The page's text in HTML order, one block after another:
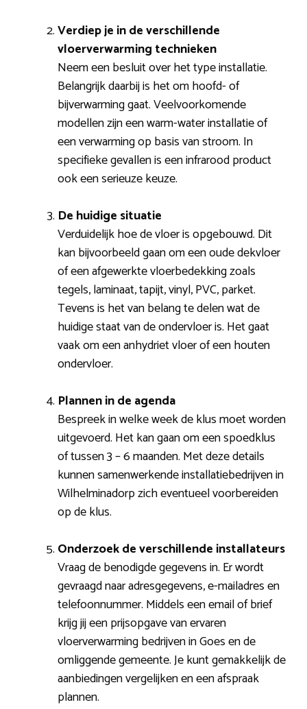
Verdiep je in de verschillende
vloerverwarming technieken
Neem een besluit over het type installatie.
Belangrijk daarbij is het om hoofd- of
bijverwarming gaat. Veelvoorkomende
modellen zijn een warm-water installatie of
een verwarming op basis van stroom. In
specifieke gevallen is een infrarood product
ook een serieuze keuze.
De huidige situatie
Verduidelijk hoe de vloer is opgebouwd. Dit
kan bijvoorbeeld gaan om een oude dekvloer
of een afgewerkte vloerbedekking zoals
tegels, laminaat, tapijt, vinyl, PVC, parket.
Tevens is het van belang te delen wat de
huidige staat van de ondervloer is. Het gaat
vaak om een anhydriet vloer of een houten
ondervloer.
Plannen in de agenda
Bespreek in welke week de klus moet worden
uitgevoerd. Het kan gaan om een spoedklus
of tussen 3 – 6 maanden. Met deze details
kunnen samenwerkende installatiebedrijven in
Wilhelminadorp zich eventueel voorbereiden
op de klus.
Onderzoek de verschillende installateurs
Vraag de benodigde gegevens in. Er wordt
gevraagd naar adresgegevens, e-mailadres en
telefoonnummer. Middels een email of brief
krijg jij een prijsopgave van ervaren
vloerverwarming bedrijven in Goes en de
omliggende gemeente. Je kunt gemakkelijk de
aanbiedingen vergelijken en een afspraak
plannen.